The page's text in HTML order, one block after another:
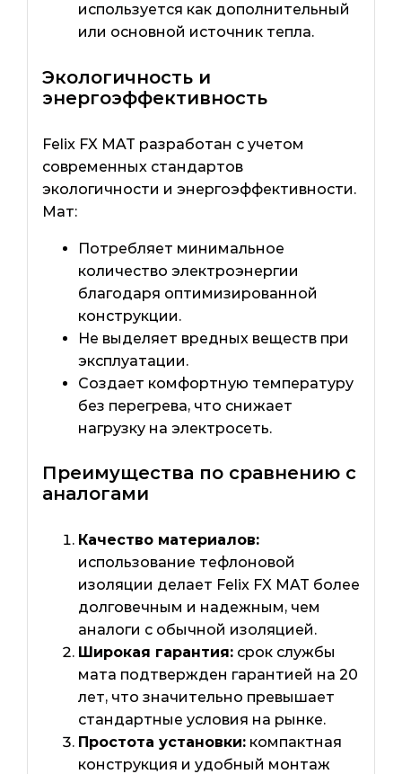
используется как дополнительный
или основной источник тепла.
Экологичность и
энергоэффективность
Felix FX MAT разработан с учетом
современных стандартов
экологичности и энергоэффективности.
Мат:
Потребляет минимальное
количество электроэнергии
благодаря оптимизированной
конструкции.
Не выделяет вредных веществ при
эксплуатации.
Создает комфортную температуру
без перегрева, что снижает
нагрузку на электросеть.
Преимущества по сравнению с
аналогами
Качество материалов:
использование тефлоновой
изоляции делает Felix FX MAT более
долговечным и надежным, чем
аналоги с обычной изоляцией.
Широкая гарантия:срок службы
мата подтвержден гарантией на 20
лет, что значительно превышает
стандартные условия на рынке.
Простота установки:компактная
конструкция и удобный монтаж